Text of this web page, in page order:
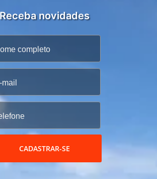
Receba novidades
CADASTRAR-SE